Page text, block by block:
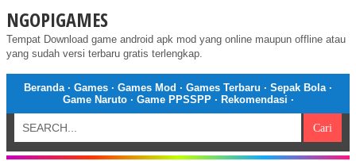
NGOPIGAMES
Tempat Download game android apk mod yang online maupun offline atau
yang sudah versi terbaru gratis terlengkap.
Beranda· Games · Games Mod · Games Terbaru · Sepak Bola·
Game Naruto· Game PPSSPP· Rekomendasi ·